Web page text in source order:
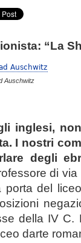
“La
Auschwitz
inglesi,
I nostri
degli
di
del
della IV C.
darte